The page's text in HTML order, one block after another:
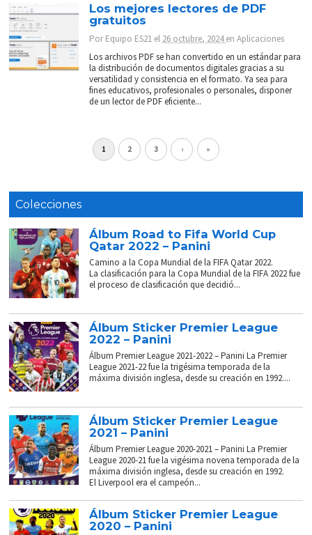
Los mejores lectores de PDF
gratuitos
PorEquipo ES21 el 26 octubre, 2024enAplicaciones
Los archivos PDF se han convertido en un estándar para
la distribución de documentos digitales gracias a su
versatilidad y consistencia en el formato. Ya sea para
fines educativos, profesionales o personales, disponer
de un lector de PDF eficiente...
1 2 3 › »
Colecciones
Álbum Road to Fifa World Cup
Qatar 2022 – Panini
Camino a la Copa Mundial de la FIFA Qatar 2022.
La clasificación para la Copa Mundial de la FIFA 2022 fue
el proceso de clasificación que decidió...
Álbum Sticker Premier League
2022 – Panini
Álbum Premier League 2021-2022 – Panini La Premier
League 2021-22 fue la trigésima temporada de la
máxima división inglesa, desde su creación en 1992....
Álbum Sticker Premier League
2021 – Panini
Álbum Premier League 2020-2021 – Panini La Premier
League 2020-21 fue la vigésima novena temporada de la
máxima división inglesa, desde su creación en 1992.
El Liverpool era el campeón...
Álbum Sticker Premier League
2020 – Panini